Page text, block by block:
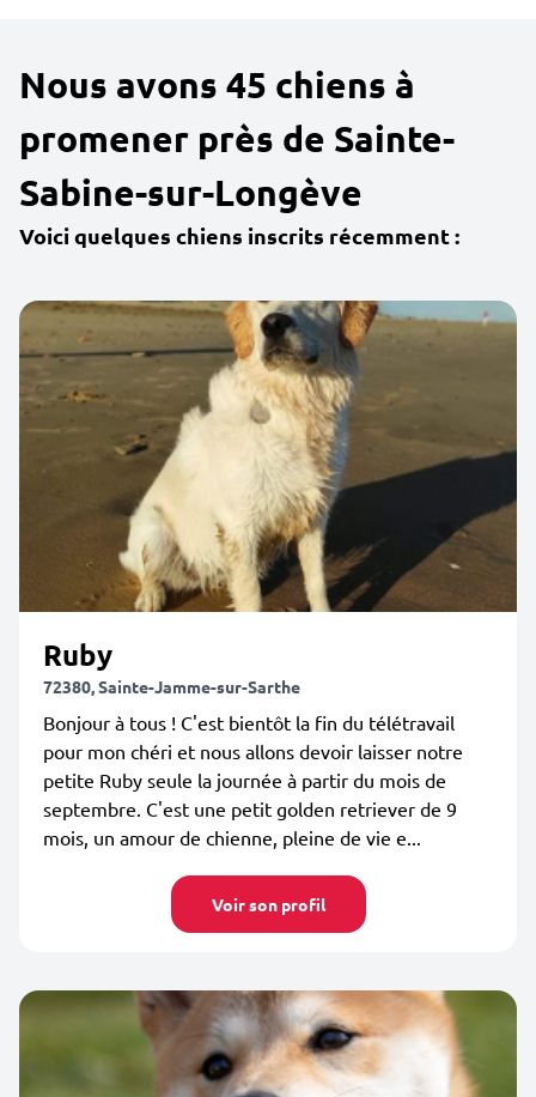
Nous avons 45 chiens à
promener près de Sainte-
Sabine-sur-Longève
Voici quelques chiens inscrits récemment :
Ruby
72380, Sainte-Jamme-sur-Sarthe
Bonjour à tous ! C'est bientôt la fin du télétravail
pour mon chéri et nous allons devoir laisser notre
petite Ruby seule la journée à partir du mois de
septembre. C'est une petit golden retriever de 9
mois, un amour de chienne, pleine de vie e...
Voir son profil